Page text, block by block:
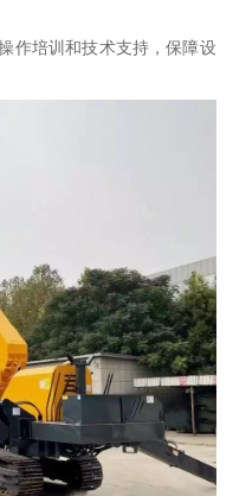
作培训和技术支持，保障设